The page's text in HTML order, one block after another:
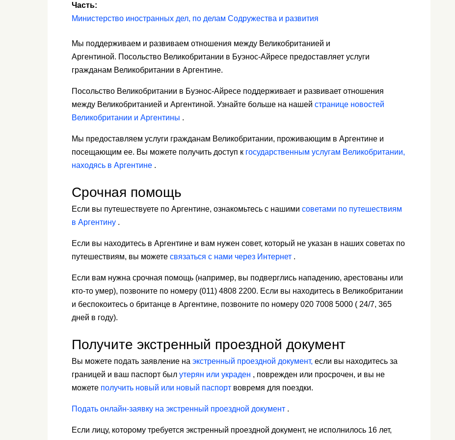
Часть:
Министерство иностранных дел, по делам Содружества и развития
Мы поддерживаем и развиваем отношения между Великобританией и
Аргентиной. Посольство Великобритании в Буэнос-Айресе предоставляет услуги
гражданам Великобритании в Аргентине.
Посольство Великобритании в Буэнос-Айресе поддерживает и развивает отношения
между Великобританией и Аргентиной. Узнайте больше на нашей странице новостей
Великобритании и Аргентины .
Мы предоставляем услуги гражданам Великобритании, проживающим в Аргентине и
посещающим ее. Вы можете получить доступ к государственным услугам Великобритании,
находясь в Аргентине .
Срочная помощь
Если вы путешествуете по Аргентине, ознакомьтесь с нашими советами по путешествиям
в Аргентину .
Если вы находитесь в Аргентине и вам нужен совет, который не указан в наших советах по
путешествиям, вы можете связаться с нами через Интернет .
Если вам нужна срочная помощь (например, вы подверглись нападению, арестованы или
кто-то умер), позвоните по номеру (011) 4808 2200. Если вы находитесь в Великобритании
и беспокоитесь о британце в Аргентине, позвоните по номеру 020 7008 5000 ( 24/7, 365
дней в году).
Получите экстренный проездной документ
Вы можете подать заявление на экстренный проездной документ, если вы находитесь за
границей и ваш паспорт был утерян или украден , поврежден или просрочен, и вы не
можете получить новый или новый паспорт вовремя для поездки.
Подать онлайн-заявку на экстренный проездной документ .
Если лицу, которому требуется экстренный проездной документ, не исполнилось 16 лет,